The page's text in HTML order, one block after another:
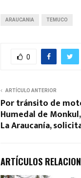
ARAUCANIA TEMUCO
0
ARTÍCULO ANTERIOR
Por tránsito de
Humedal de
La Araucanía,
ARTÍCULOS